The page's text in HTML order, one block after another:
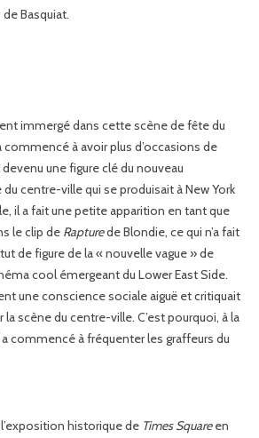
Basquiat.
immergé dans cette scène de fête du
à avoir plus d’occasions de
une figure clé du nouveau
centre-ville qui se produisait à New York
il a fait une petite apparition en tant que
le clip de Rapturede Blondie, ce qui n’a fait
de figure de la « nouvelle vague » de
cool émergeant du Lower East Side.
une conscience sociale aiguë et critiquait
scène du centre-ville. C’est pourquoi, à la
commencé à fréquenter les graffeurs du
historique de Times Squareen